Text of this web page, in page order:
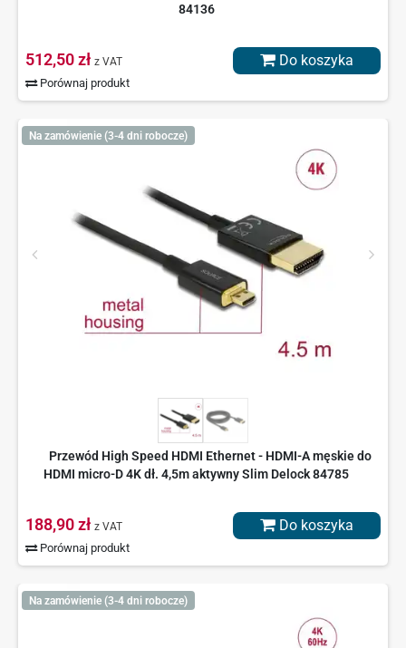
84136
512,50 zł z VAT
Porównaj produkt
Do koszyka
Na zamówienie (3-4 dni robocze)
Przewód High Speed HDMI Ethernet - HDMI-A męskie do
HDMI micro-D 4K dł. 4,5m aktywny Slim Delock 84785
188,90 zł z VAT
Porównaj produkt
Do koszyka
Na zamówienie (3-4 dni robocze)